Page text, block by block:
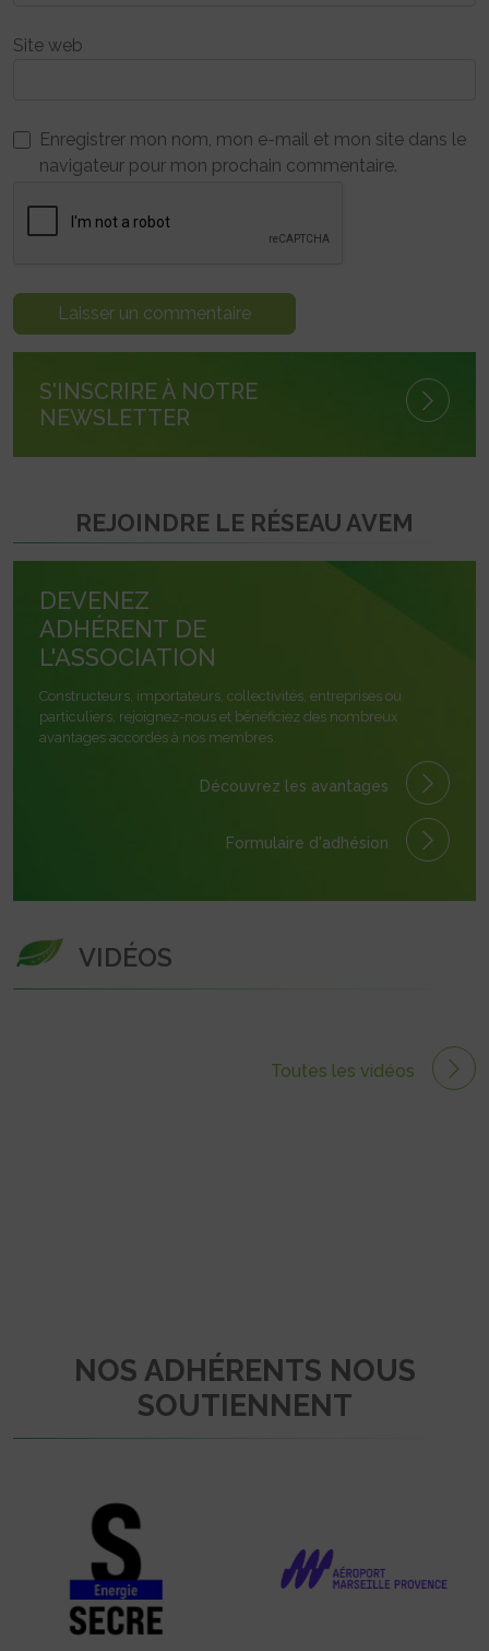
Site web
Enregistrer mon nom, mon e-mail et mon site dans le
navigateur pour mon prochain commentaire.
S'INSCRIRE À NOTRE
NEWSLETTER
REJOINDRE LE RÉSEAU AVEM
DEVENEZ
ADHÉRENT DE
L'ASSOCIATION
Constructeurs, importateurs, collectivités, entreprises ou
particuliers, rejoignez-nous et bénéficiez des nombreux
avantages accordés à nos membres.
Découvrez les avantages
Formulaire d'adhésion
VIDÉOS
Toutes les vidéos
NOS ADHÉRENTS NOUS
SOUTIENNENT